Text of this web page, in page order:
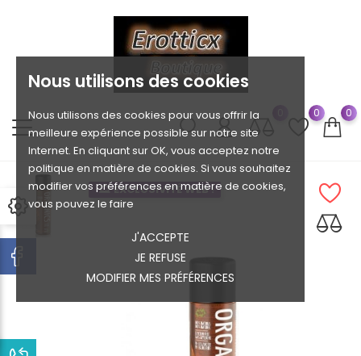
Nous utilisons des cookies
Nous utilisons des cookies pour vous offrir la
meilleure expérience possible sur notre site
Internet. En cliquant sur OK, vous acceptez notre
politique en matière de cookies. Si vous souhaitez
modifier vos préférences en matière de cookies,
vous pouvez le faire
J'ACCEPTE
JE REFUSE
MODIFIER MES PRÉFÉRENCES
0 0
EXCLUSIVITÉ WEB !